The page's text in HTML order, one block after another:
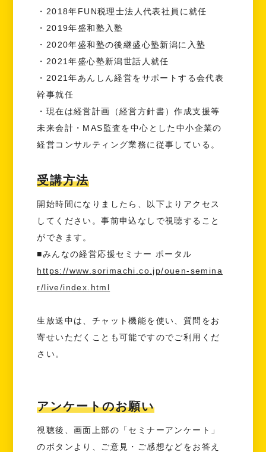
・2018年FUN税理士法人代表社員に就任
・2019年盛和塾入塾
・2020年盛和塾の後継盛心塾新潟に入塾
・2021年盛心塾新潟世話人就任
・2021年あんしん経営をサポートする会代表
幹事就任
・現在は経営計画（経営方針書）作成支援等
未来会計・MAS監査を中心とした中小企業の
経営コンサルティング業務に従事している。
受講方法
開始時間になりましたら、以下よりアクセス
してください。事前申込なしで視聴すること
ができます。
■みんなの経営応援セミナー ポータル
https://www.sorimachi.co.jp/ouen-semina
r/live/index.html
生放送中は、チャット機能を使い、質問をお
寄せいただくことも可能ですのでご利用くだ
さい。
アンケートのお願い
視聴後、画面上部の「セミナーアンケート」
のボタンより、ご意見・ご感想などをお答え